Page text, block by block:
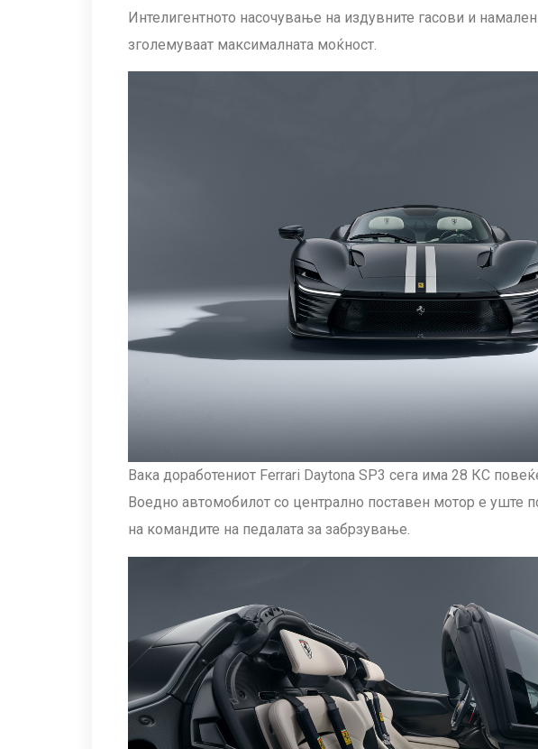
Интелигентното насочување на издувните гасови и
зголемуваат максималната моќност.
Вака доработениот Ferrari Daytona SP3 сега има 28 КС
Воедно автомобилот со централно поставен мотор е уште
на командите на педалата за забрзување.